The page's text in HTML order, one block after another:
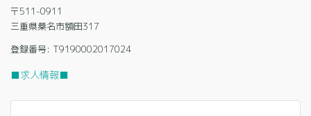
〒511-0911
三重県桑名市額田317
登録番号: T9190002017024
■求人情報■